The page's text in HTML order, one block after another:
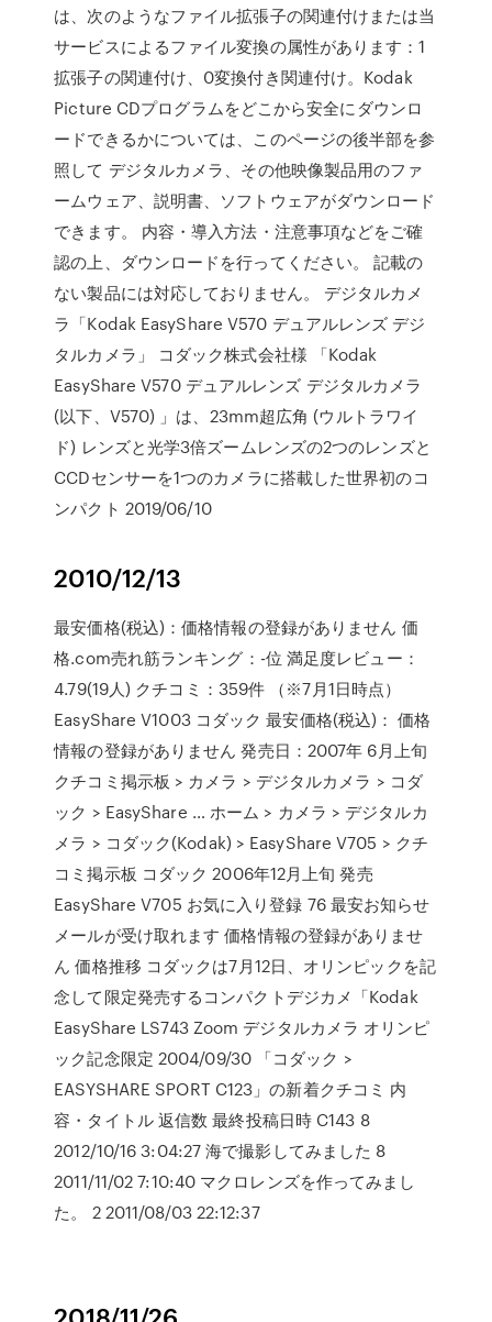
は、次のようなファイル拡張子の関連付けまたは当
サービスによるファイル変換の属性があります：1
拡張子の関連付け、0変換付き関連付け。Kodak
Picture CDプログラムをどこから安全にダウンロ
ードできるかについては、このページの後半部を参
照して デジタルカメラ、その他映像製品用のファ
ームウェア、説明書、ソフトウェアがダウンロード
できます。 内容・導入方法・注意事項などをご確
認の上、ダウンロードを行ってください。 記載の
ない製品には対応しておりません。 デジタルカメ
ラ「Kodak EasyShare V570 デュアルレンズ デジ
タルカメラ」 コダック株式会社様 「Kodak
EasyShare V570 デュアルレンズ デジタルカメラ
(以下、V570) 」は、23mm超広角 (ウルトラワイ
ド) レンズと光学3倍ズームレンズの2つのレンズと
CCDセンサーを1つのカメラに搭載した世界初のコ
ンパクト 2019/06/10
2010/12/13
最安価格(税込)：価格情報の登録がありません 価
格.com売れ筋ランキング：-位 満足度レビュー：
4.79(19人) クチコミ：359件 （※7月1日時点）
EasyShare V1003 コダック 最安価格(税込)： 価格
情報の登録がありません 発売日：2007年 6月上旬
クチコミ掲示板 > カメラ > デジタルカメラ > コダ
ック > EasyShare … ホーム > カメラ > デジタルカ
メラ > コダック(Kodak) > EasyShare V705 > クチ
コミ掲示板 コダック 2006年12月上旬 発売
EasyShare V705 お気に入り登録 76 最安お知らせ
メールが受け取れます 価格情報の登録がありませ
ん 価格推移 コダックは7月12日、オリンピックを記
念して限定発売するコンパクトデジカメ「Kodak
EasyShare LS743 Zoom デジタルカメラ オリンピ
ック記念限定 2004/09/30 「コダック >
EASYSHARE SPORT C123」の新着クチコミ 内
容・タイトル 返信数 最終投稿日時 C143 8
2012/10/16 3:04:27 海で撮影してみました 8
2011/11/02 7:10:40 マクロレンズを作ってみまし
た。 2 2011/08/03 22:12:37